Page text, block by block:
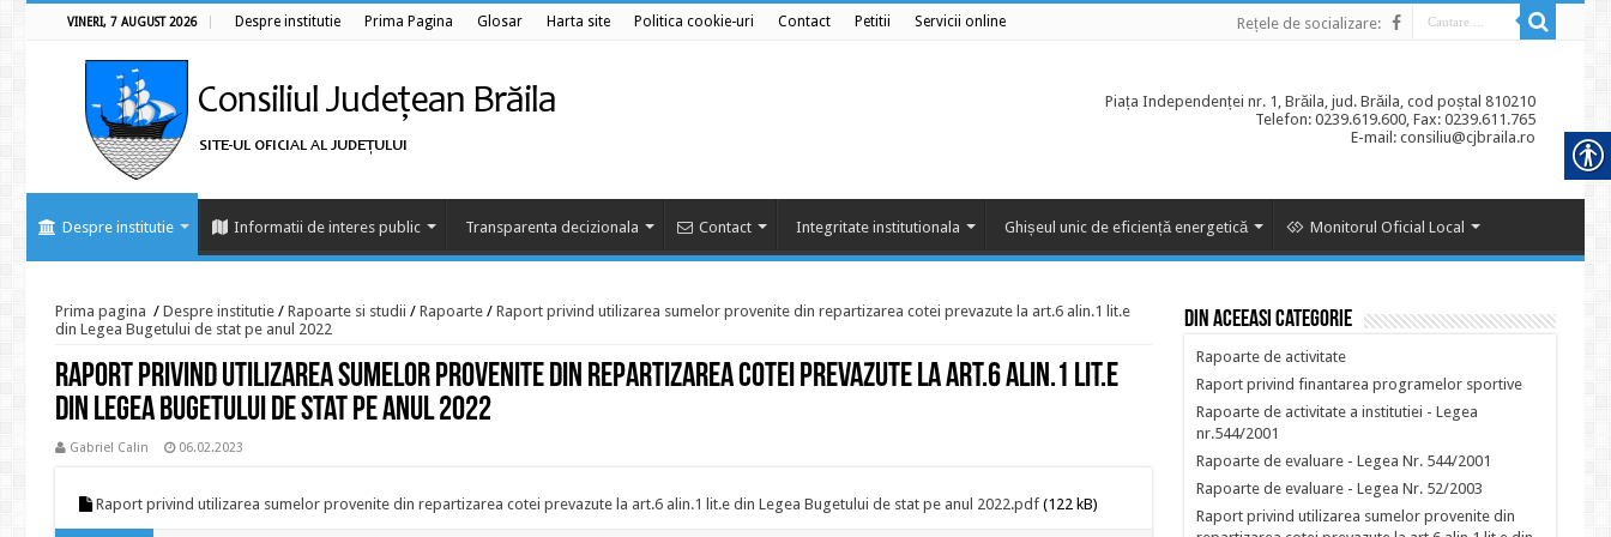
VINERI, 7 AUGUST 2026 Despre institutie Prima Pagina Glosar Harta site Politica cookie-uri Contact Petitii Servicii online Rețele de socializare:
Piața Independenței nr. 1, Brăila, jud. Brăila, cod poștal 810210
Telefon: 0239.619.600, Fax: 0239.611.765
E-mail: consiliu@cjbraila.ro
Despre institutie Informatii de interes public Transparenta decizionala Contact Integritate institutionala Ghișeul unic de eficiență energetică Monitorul Oficial Local
Prima pagina / Despre institutie / Rapoarte si studii / Rapoarte / Raport privind utilizarea sumelor provenite din repartizarea cotei prevazute la art.6 alin.1 lit.e
din Legea Bugetului de stat pe anul 2022
Raport privind utilizarea sumelor provenite din repartizarea cotei prevazute la art.6 alin.1 lit.e
din Legea Bugetului de stat pe anul 2022
Gabriel Calin 06.02.2023
Raport privind utilizarea sumelor provenite din repartizarea cotei prevazute la art.6 alin.1 lit.e din Legea Bugetului de stat pe anul 2022.pdf (122 kB)
Din aceeasi categorie
Rapoarte de activitate
Raport privind finantarea programelor sportive
Rapoarte de activitate a institutiei - Legea
nr.544/2001
Rapoarte de evaluare - Legea Nr. 544/2001
Rapoarte de evaluare - Legea Nr. 52/2003
Raport privind utilizarea sumelor provenite din